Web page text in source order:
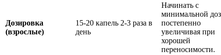
Дозировка
(взрослые)
15-20 капель 2-3 раза в
день
Начинать с
минимальной
постепенно
увеличивая при
хорошей
переносимости.